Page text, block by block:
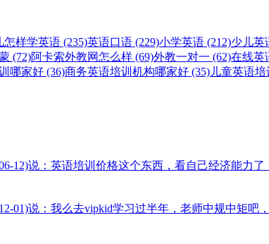
怎样学英语 (235)英语口语 (229)小学英语 (212)少儿英
(72)阿卡索外教网怎么样 (69)外教一对一 (62)在线英
哪家好 (36)商务英语培训机构哪家好 (35) 儿童英语培
12)说：英语培训价格这个东西，看自己经济能力
01)说：我么去vipkid学习过半年，老师中规中矩吧